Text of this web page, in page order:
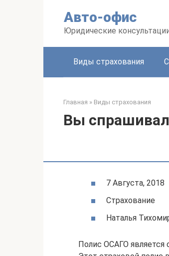
Авто-офис
Юридические
Виды страхования
Главная » Виды страхования
Вы
7 Августа, 2018
Страхование
Наталья
Полис ОСАГО является